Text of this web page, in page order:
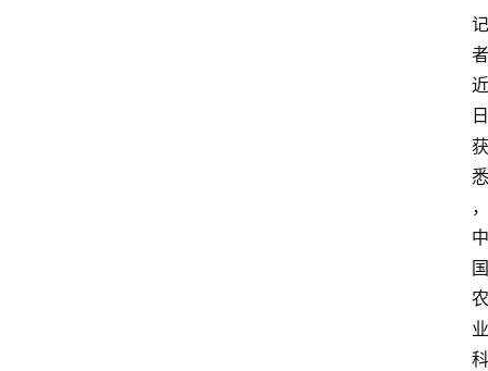
记
者
近
日
获
悉
，
中
国
农
业
科